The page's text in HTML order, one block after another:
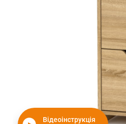
Відеоінструкція